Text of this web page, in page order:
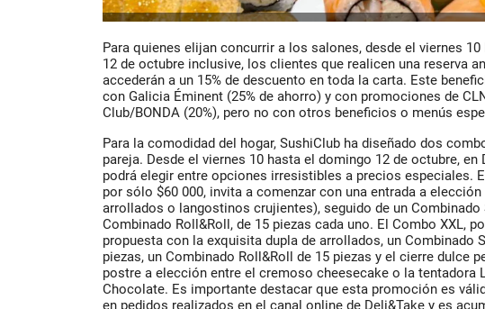
Para quienes elijan concurrir a los salones, desde el viernes
12 de octubre inclusive, los clientes que realicen una reserva
accederán a un 15% de descuento en toda la carta. Este
con Galicia Éminent (25% de ahorro) y con promociones de
Club/BONDA (20%), pero no con otros beneficios o menús
Para la comodidad del hogar, SushiClub ha diseñado dos
pareja. Desde el viernes 10 hasta el domingo 12 de octubre, en
podrá elegir entre opciones irresistibles a precios especiales.
por sólo $60 000, invita a comenzar con una entrada a elección
arrollados o langostinos crujientes), seguido de un Combinado
Combinado Roll&Roll, de 15 piezas cada uno. El Combo XXL,
propuesta con la exquisita dupla de arrollados, un Combinado
piezas, un Combinado Roll&Roll de 15 piezas y el cierre dulce
postre a elección entre el cremoso cheesecake o la tentadora
Chocolate. Es importante destacar que esta promoción es